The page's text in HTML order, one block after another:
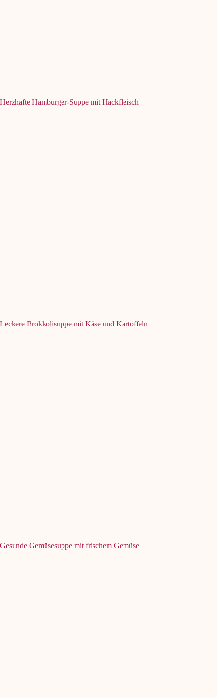
Herzhafte Hamburger-Suppe mit Hackfleisch
Leckere Brokkolisuppe mit Käse und Kartoffeln
Gesunde Gemüsesuppe mit frischem Gemüse